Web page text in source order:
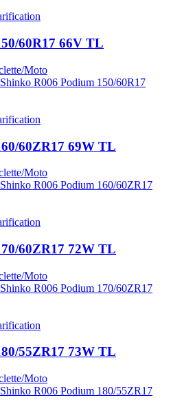
60R17 66V TL
Moto
60ZR17 69W TL
Moto
60ZR17 72W TL
Moto
55ZR17 73W TL
Moto